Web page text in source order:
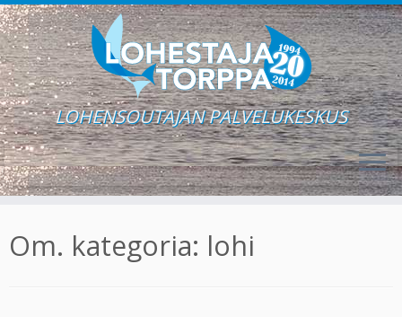
content
LOHENSOUTAJAN PALVELUKESKUS
Om. kategoria: lohi